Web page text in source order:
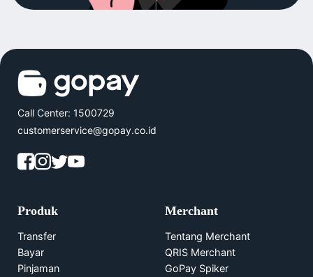
Call Center: 1500729
customerservice@gopay.co.id
Produk
Transfer
Bayar
Pinjaman
Merchant
Tentang Merchant
QRIS Merchant
GoPay Spiker